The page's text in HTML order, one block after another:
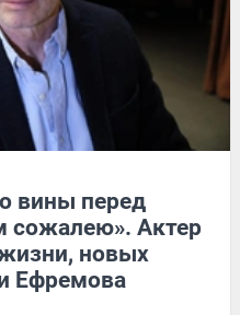
вины перед
сожалею». Актер
новых
Ефремова